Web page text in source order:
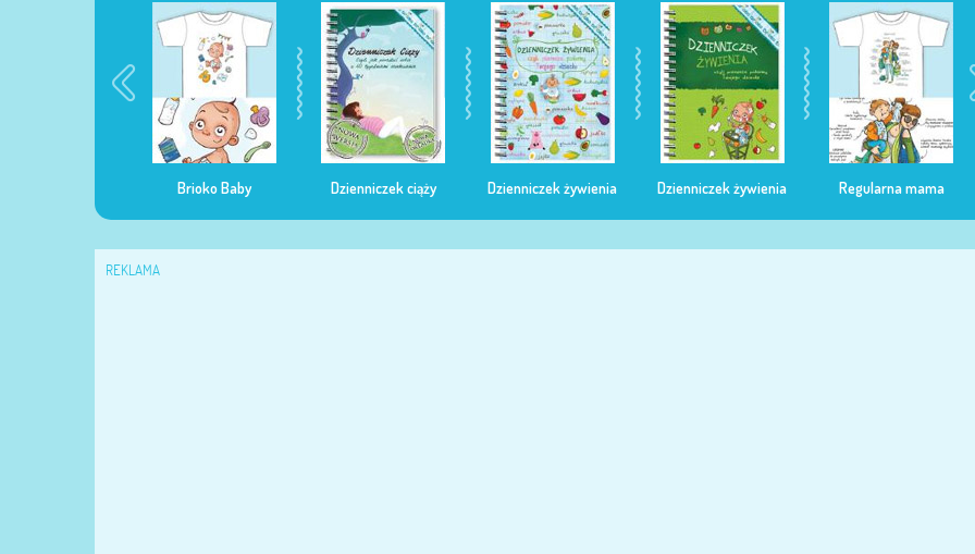
Brioko Baby Dzienniczek ciąży Dzienniczek żywienia Dzienniczek żywienia Regularna mama
REKLAMA